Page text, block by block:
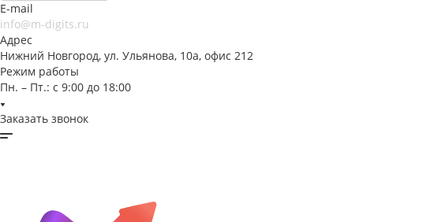
E-mail
info@m-digits.ru
Адрес
Нижний Новгород, ул. Ульянова, 10а, офис 212
Режим работы
Пн. – Пт.: с 9:00 до 18:00
Заказать звонок